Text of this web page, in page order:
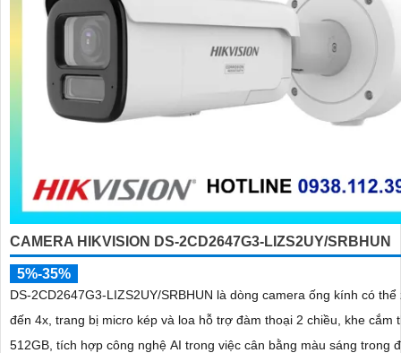
CAMERA HIKVISION DS-2CD2647G3-LIZS2UY/SRBHUN
5%-35%
DS-2CD2647G3-LIZS2UY/SRBHUN là dòng camera ống kính có thể
đến 4x, trang bị micro kép và loa hỗ trợ đàm thoại 2 chiều, khe cắm
512GB, tích hợp công nghệ AI trong việc cân bằng màu sáng trong